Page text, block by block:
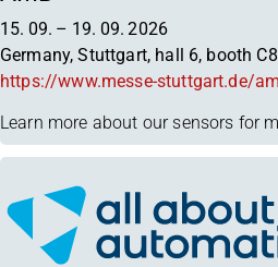
15. 09. – 19. 09. 2026
Germany, Stuttgart, hall 6, booth
https://www.messe-stuttgart.de/
Learn more about our sensors for